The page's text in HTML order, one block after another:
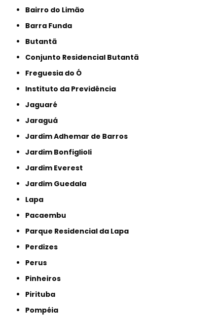
Bairro do Limão
Barra Funda
Butantã
Conjunto Residencial Butantã
Freguesia do Ó
Instituto da Previdência
Jaguaré
Jaraguá
Jardim Adhemar de Barros
Jardim Bonfiglioli
Jardim Everest
Jardim Guedala
Lapa
Pacaembu
Parque Residencial da Lapa
Perdizes
Perus
Pinheiros
Pirituba
Pompéia